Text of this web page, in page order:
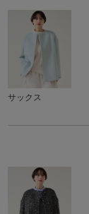
サックス